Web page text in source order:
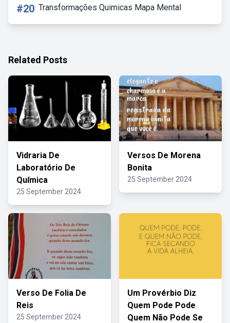
#20 Transformações Quimicas Mapa Mental
Related Posts
Vidraria De
Laboratório De
Química
25 September 2024
Versos De Morena
Bonita
25 September 2024
Verso De Folia De
Reis
25 September 2024
Um Provérbio Diz
Quem Pode Pode
Quem Não Pode Se